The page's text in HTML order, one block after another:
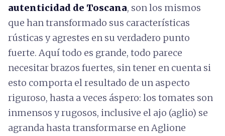
autenticidad de Toscana, son los mismos
que han transformado sus características
rústicas y agrestes en su verdadero punto
fuerte. Aquí todo es grande, todo parece
necesitar brazos fuertes, sin tener en cuenta si
esto comporta el resultado de un aspecto
riguroso, hasta a veces áspero: los tomates son
inmensos y rugosos, inclusive el ajo (aglio) se
agranda hasta transformarse en Aglione